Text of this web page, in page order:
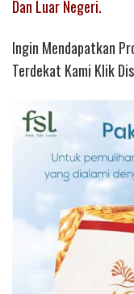
Dan Luar Negeri.
Ingin Mendapatkan
Terdekat Kami Klik